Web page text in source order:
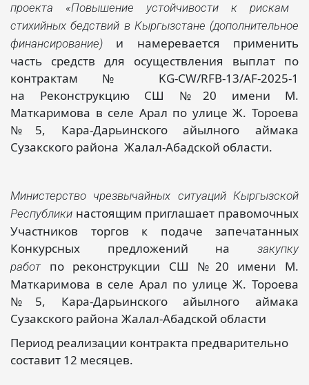
проекта «Повышение устойчивости к рискам
стихийных бедствий в Кыргызстане (дополнительное
финансирование) и намеревается применить
часть средств для осуществления выплат по
контрактам № KG-CW/RFB-13/AF-2025-1
на Реконструкцию СШ №20 имени М.
Маткаримова в селе Арал по улице Ж. Тороева
№5, Кара-Дарьинского айылного аймака
Сузакского района Жалал-Абадской области.
Министерство чрезвычайных ситуаций Кыргызской
Республики настоящим приглашает правомочных
Участников торгов к подаче запечатанных
Конкурсных предложений на закупку
работ по реконструкции СШ №20 имени М.
Маткаримова в селе Арал по улице Ж. Тороева
№5, Кара-Дарьинского айылного аймака
Сузакского района Жалал-Абадской области
Период реализации контракта предварительно
составит 12 месяцев.